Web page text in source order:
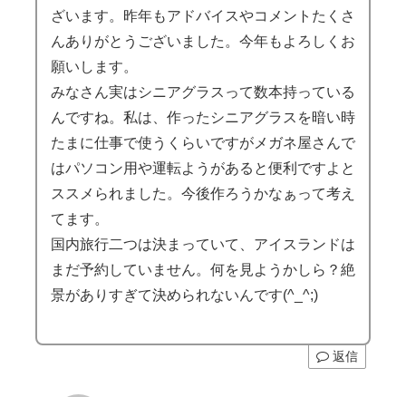
ざいます。昨年もアドバイスやコメントたくさ
んありがとうございました。今年もよろしくお
願いします。
みなさん実はシニアグラスって数本持っている
んですね。私は、作ったシニアグラスを暗い時
たまに仕事で使うくらいですがメガネ屋さんで
はパソコン用や運転ようがあると便利ですよと
ススメられました。今後作ろうかなぁって考え
てます。
国内旅行二つは決まっていて、アイスランドは
まだ予約していません。何を見ようかしら？絶
景がありすぎて決められないんです(^_^;)
返信